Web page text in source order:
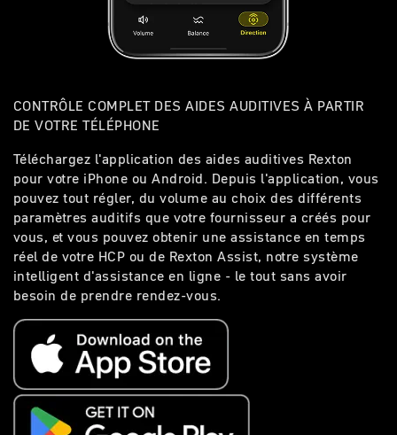
CONTRÔLE COMPLET DES AIDES AUDITIVES À PARTIR
DE VOTRE TÉLÉPHONE
Téléchargez l'application des aides auditives Rexton
pour votre iPhone ou Android. Depuis l'application, vous
pouvez tout régler, du volume au choix des différents
paramètres auditifs que votre fournisseur a créés pour
vous, et vous pouvez obtenir une assistance en temps
réel de votre HCP ou de Rexton Assist, notre système
intelligent d'assistance en ligne - le tout sans avoir
besoin de prendre rendez-vous.